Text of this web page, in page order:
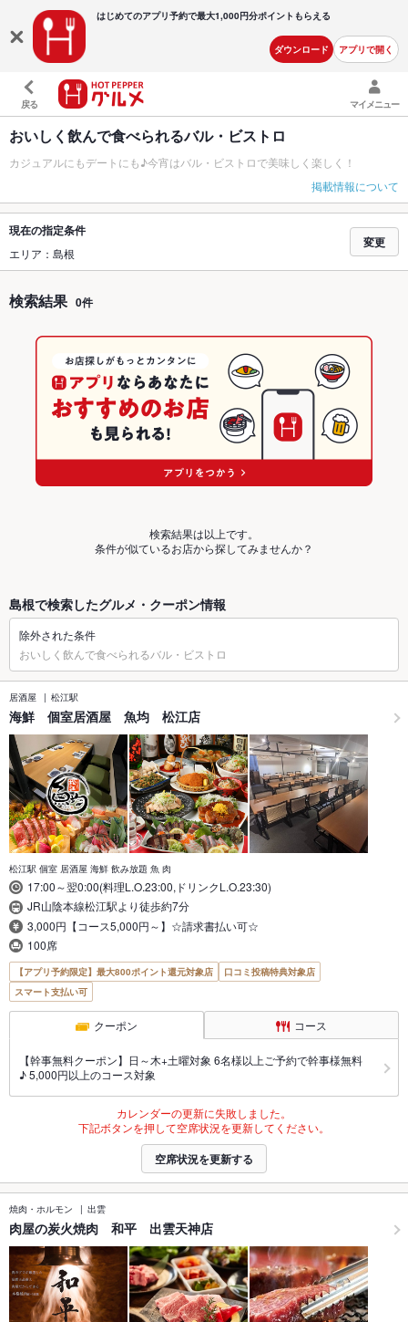
はじめてのアプリ予約で最大1,000円分ポイントもらえる
ダウンロード アプリで開く
戻る マイメニュー
おいしく飲んで食べられるバル・ビストロ
カジュアルにもデートにも♪今宵はバル・ビストロで美味しく楽しく！
掲載情報について
現在の指定条件
エリア：島根
変更
検索結果 0件
検索結果は以上です。
条件が似ているお店から探してみませんか？
島根で検索したグルメ・クーポン情報
除外された条件
おいしく飲んで食べられるバル・ビストロ
居酒屋 松江駅
海鮮 個室居酒屋 魚均 松江店
松江駅 個室 居酒屋 海鮮 飲み放題 魚 肉
17:00～翌0:00(料理L.O.23:00,ドリンクL.O.23:30)
JR山陰本線松江駅より徒歩約7分
3,000円【コース5,000円～】☆請求書払い可☆
100席
【アプリ予約限定】最大800ポイント還元対象店
口コミ投稿特典対象店
スマート支払い可
クーポン コース
【幹事無料クーポン】日～木+土曜対象 6名様以上ご予約で幹事様無料
♪ 5,000円以上のコース対象
カレンダーの更新に失敗しました。
下記ボタンを押して空席状況を更新してください。
空席状況を更新する
焼肉・ホルモン 出雲
肉屋の炭火焼肉 和平 出雲天神店